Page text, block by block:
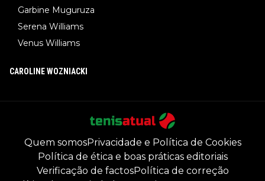
Garbine Muguruza
Serena Williams
Venus Williams
CAROLINE WOZNIACKI
Quem somosPrivacidade e Política de Cookies
Política de ética e boas práticas editoriais
Verificação de factosPolítica de correção